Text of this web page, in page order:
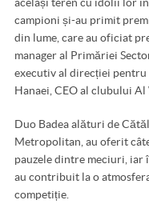
campioni și-au primit
din lume, care au oficiat
manager al Primăriei
executiv al direcției
Hanaei, CEO al clubului Al
Duo Badea alături de
Metropolitan, au oferit
pauzele dintre meciuri, iar
au contribuit la o
competiție.